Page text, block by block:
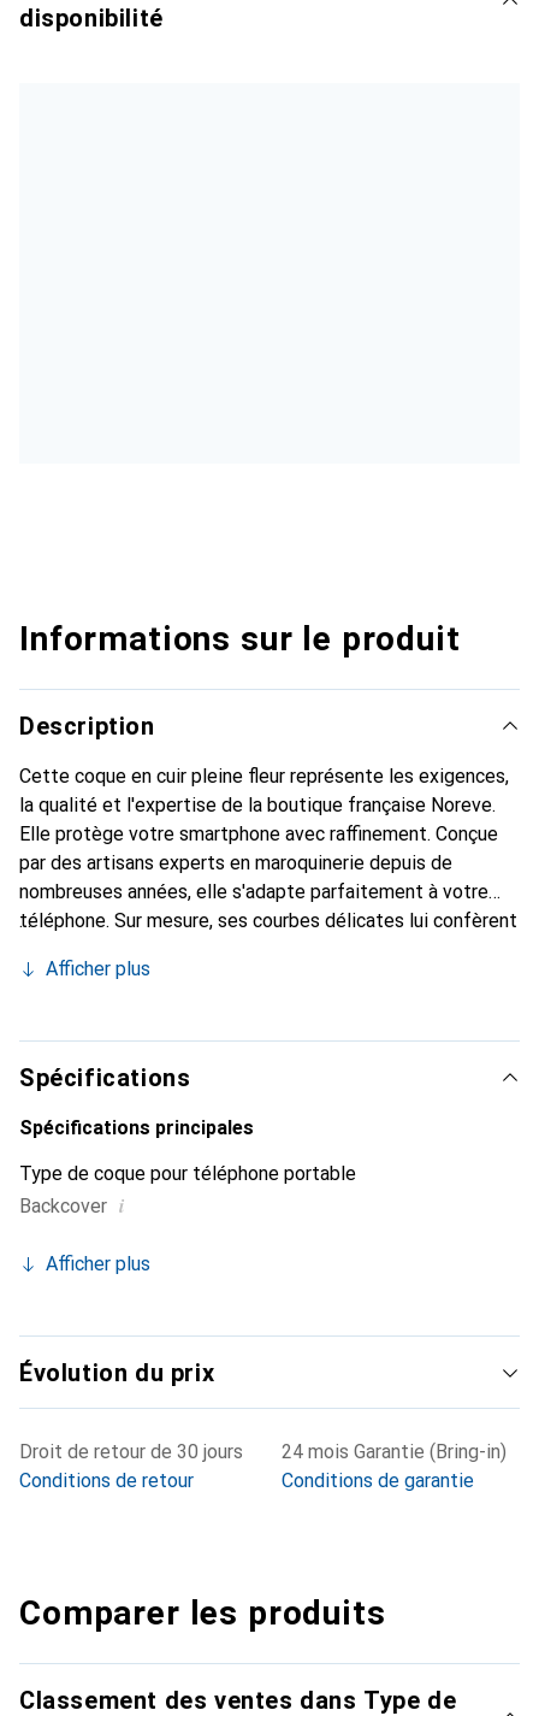
disponibilité
Informations sur le produit
Description
Cette coque en cuir pleine fleur représente les exigences,
la qualité et l'expertise de la boutique française Noreve.
Elle protège votre smartphone avec raffinement. Conçue
par des artisans experts en maroquinerie depuis de
nombreuses années, elle s'adapte parfaitement à votre
téléphone. Sur mesure, ses courbes délicates lui confèrent
et indispensable de votre smartphone. Reconnaissable à
marque Noreve est un choix sûr pour une clientèle
exigeante.
Afficher plus
Spécifications
Spécifications principales
Type de coque pour téléphone portable
Backcover i
Afficher plus
Évolution du prix
Droit de retour de 30 jours
Conditions de retour
24 mois Garantie (Bring-in)
Conditions de garantie
Comparer les produits
Classement des ventes dans Type de